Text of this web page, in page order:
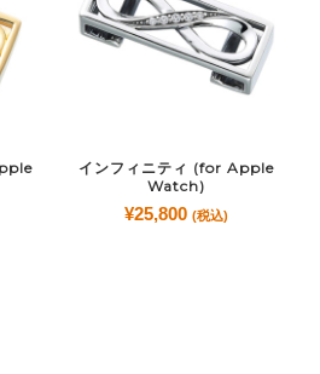
インフィニティ (for Apple
Watch)
¥25,800 (税込)